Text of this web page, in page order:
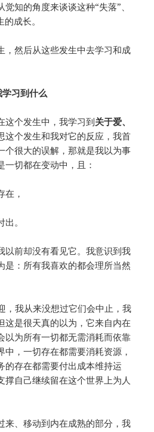
知的角度来谈谈这种“失落”、
成长。
，然后从这些发生中去学习和成
学习到什么
这个发生中，我学习到关于爱、
这个发生和我对它的反应，我首
个很大的误解，那就是我以为事
切都在变动中，且：
在，
。
以前却没有看见它。我意识到我
是：所有我喜欢的都会理所当然
我从来没想过它们会中止，我
这是很天真的以为，它来自内在
以为所有一切都无需消耗而依靠
，一切存在都需要消耗资源，
的存在都需要付出成本维持运
撑自己继续留在这个世界上为人
来、移动到内在成熟的部分，我